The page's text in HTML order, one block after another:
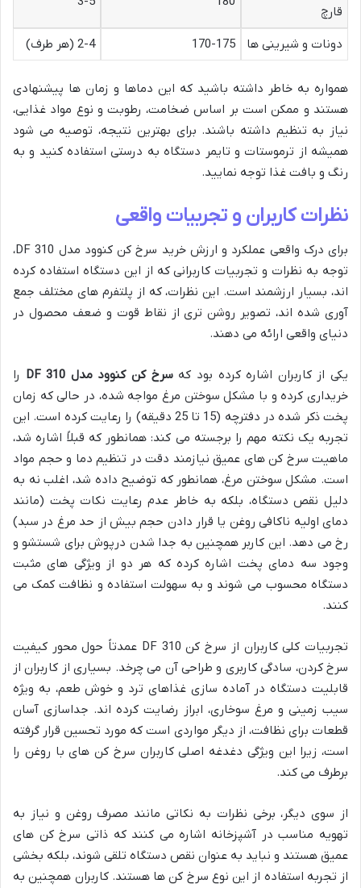
قارچ
دونات و شیرینی ها 170-175 2-4 (هر طرف)
همواره به خاطر داشته باشید که این دماها و زمان ها پیشنهادی
هستند و ممکن است بر اساس ضخامت، رطوبت و نوع مواد غذایی،
نیاز به تنظیم داشته باشند. برای بهترین نتیجه، توصیه می شود
همیشه از ترموستات و تایمر دستگاه به درستی استفاده کنید و به
رنگ و بافت غذا توجه نمایید.
نظرات کاربران و تجربیات واقعی
برای درک واقعی عملکرد و ارزش خرید سرخ کن کنوود مدل DF 310،
توجه به نظرات و تجربیات کاربرانی که از این دستگاه استفاده کرده
اند، بسیار ارزشمند است. این نظرات، که از پلتفرم های مختلف جمع
آوری شده اند، تصویر روشن تری از نقاط قوت و ضعف محصول در
دنیای واقعی ارائه می دهند.
یکی از کاربران اشاره کرده بود کهسرخ کن کنوود مدل DF 310
را
خریداری کرده و با مشکل سوختن مرغ مواجه شده، در حالی که زمان
پخت ذکر شده در دفترچه (15 تا 25 دقیقه) را رعایت کرده است. این
تجربه یک نکته مهم را برجسته می کند: همانطور که قبلاً اشاره شد،
ماهیت سرخ کن های عمیق نیازمند دقت در تنظیم دما و حجم مواد
است. مشکل سوختن مرغ، همانطور که توضیح داده شد، اغلب نه به
دلیل نقص دستگاه، بلکه به خاطر عدم رعایت نکات پخت (مانند
دمای اولیه ناکافی روغن یا قرار دادن حجم بیش از حد مرغ در سبد)
رخ می دهد. این کاربر همچنین به جدا شدن درپوش برای شستشو و
وجود سه دمای پخت اشاره کرده که هر دو از ویژگی های مثبت
دستگاه محسوب می شوند و به سهولت استفاده و نظافت کمک می
کنند.
تجربیات کلی کاربران از سرخ کن DF 310 عمدتاً حول محور کیفیت
سرخ کردن، سادگی کاربری و طراحی آن می چرخد. بسیاری از کاربران از
قابلیت دستگاه در آماده سازی غذاهای ترد و خوش طعم، به ویژه
سیب زمینی و مرغ سوخاری، ابراز رضایت کرده اند. جداسازی آسان
قطعات برای نظافت، از دیگر مواردی است که مورد تحسین قرار گرفته
است، زیرا این ویژگی دغدغه اصلی کاربران سرخ کن های با روغن را
برطرف می کند.
از سوی دیگر، برخی نظرات به نکاتی مانند مصرف روغن و نیاز به
تهویه مناسب در آشپزخانه اشاره می کنند که ذاتی سرخ کن های
عمیق هستند و نباید به عنوان نقص دستگاه تلقی شوند، بلکه بخشی
از تجربه استفاده از این نوع سرخ کن ها هستند. کاربران همچنین به